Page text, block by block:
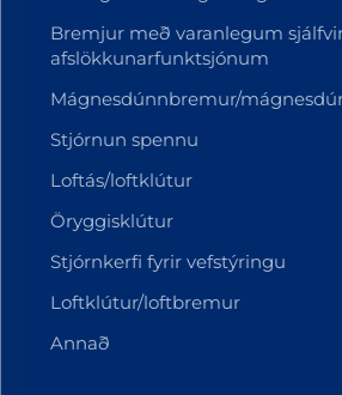
Bremjur með varanlegum
afslökkunarfunktsjónum
Mágnesdúnnbremur/
Stjórnun spennu
Loftás/loftklútur
Öryggisklútur
Stjórnkerfi fyrir vefstýringu
Loftklútur/loftbremur
Annað